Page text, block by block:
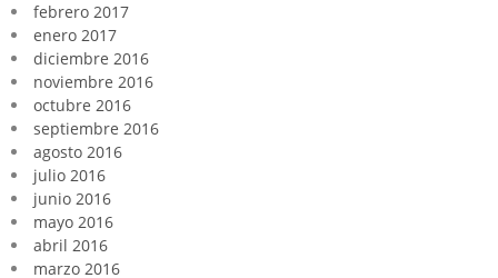
febrero 2017
enero 2017
diciembre 2016
noviembre 2016
octubre 2016
septiembre 2016
agosto 2016
julio 2016
junio 2016
mayo 2016
abril 2016
marzo 2016